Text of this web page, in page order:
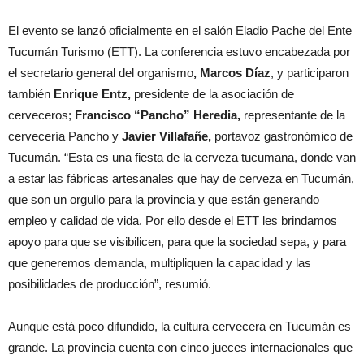
El evento se lanzó oficialmente en el salón Eladio Pache del Ente
Tucumán Turismo (ETT). La conferencia estuvo encabezada por
el secretario general del organismo, Marcos Díaz, y participaron
también Enrique Entz, presidente de la asociación de
cerveceros; Francisco “Pancho” Heredia, representante de la
cervecería Pancho y Javier Villafañe, portavoz gastronómico de
Tucumán. “Esta es una fiesta de la cerveza tucumana, donde van
a estar las fábricas artesanales que hay de cerveza en Tucumán,
que son un orgullo para la provincia y que están generando
empleo y calidad de vida. Por ello desde el ETT les brindamos
apoyo para que se visibilicen, para que la sociedad sepa, y para
que generemos demanda, multipliquen la capacidad y las
posibilidades de producción”, resumió.
Aunque está poco difundido, la cultura cervecera en Tucumán es
grande. La provincia cuenta con cinco jueces internacionales que